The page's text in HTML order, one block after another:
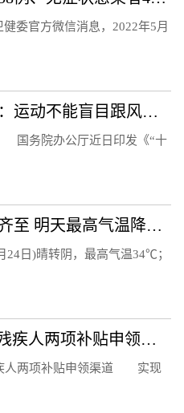
官方微信消息，2022年5月
云健身热背后的冷思考：运动不能盲目跟风而是生活习惯
务院办公厅近日印发《“十
北京今天傍晚雷雨大风齐至 明天最高气温降至30℃以下
日)晴转阴，最高气温34℃；
“全程网办”进一步畅通残疾人两项补贴申领渠道
人两项补贴申领渠道 实现